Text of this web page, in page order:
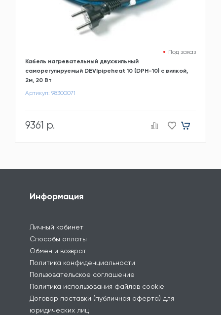
Под заказ
Кабель нагревательный двухжильный
саморегулируемый DEVIpipeheat 10 (DPH-10) с вилкой,
2м, 20 Вт
Артикул: 98300071
9361 р.
Информация
Личный кабинет
Способы оплаты
Обмен и возврат
Политика конфиденциальности
Пользовательское соглашение
Политика использования файлов cookie
Договор поставки (публичная оферта) для
юридических лиц